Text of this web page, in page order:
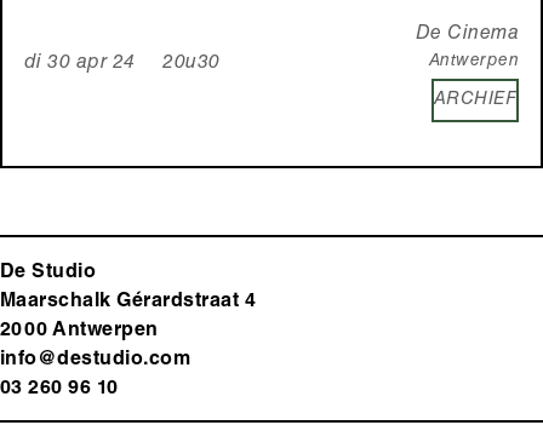
di 30 apr 24 20u30
De Cinema
Antwerpen
ARCHIEF
De Studio
Maarschalk Gérardstraat 4
2000 Antwerpen
info@destudio.com
03 260 96 10